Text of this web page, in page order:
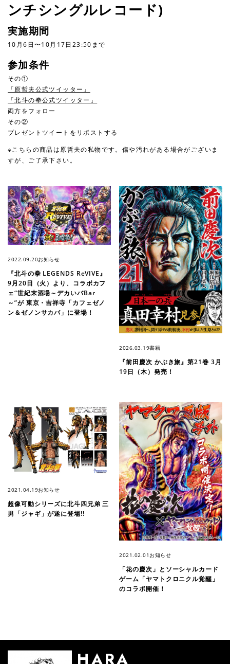
ンチシングルレコード)
実施期間
10月6日〜10月17日23:50まで
参加条件
その①
「原哲夫公式ツイッター」
「北斗の拳公式ツイッター」
両方をフォロー
その②
プレゼントツイートをリポストする
※こちらの商品は原哲夫の私物です。傷や汚れがある場合がございま
すが、ご了承下さい。
2022.09.20お知らせ
『北斗の拳 LEGENDS ReVIVE』
9月20日（火）より、コラボカフ
ェ“世紀末酒場～デカいバBar
～”が 東京・吉祥寺「カフェゼノ
ン＆ゼノンサカバ」に登場！
2026.03.19書籍
『前⽥慶次 かぶき旅』第21巻 3月
19日（木）発売！
2021.04.19お知らせ
超像可動シリーズに北斗四兄弟 三
男「ジャギ」が遂に登場!!
2021.02.01お知らせ
「花の慶次」とソーシャルカード
ゲーム「ヤマトクロニクル覚醒」
のコラボ開催！
HARA